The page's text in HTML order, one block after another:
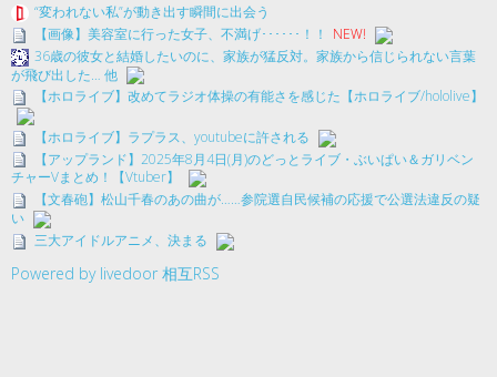
“変われない私”が動き出す瞬間に出会う
【画像】美容室に行った女子、不満げ･･････！！
NEW!
36歳の彼女と結婚したいのに、家族が猛反対。家族から信じられない言葉
が飛び出した… 他
【ホロライブ】改めてラジオ体操の有能さを感じた【ホロライブ/hololive】
【ホロライブ】ラプラス、youtubeに許される
【アップランド】2025年8月4日(月)のどっとライブ・ぶいぱい＆ガリベン
チャーVまとめ！【Vtuber】
【文春砲】松山千春のあの曲が……参院選自民候補の応援で公選法違反の疑
い
三大アイドルアニメ、決まる
Powered by livedoor 相互RSS